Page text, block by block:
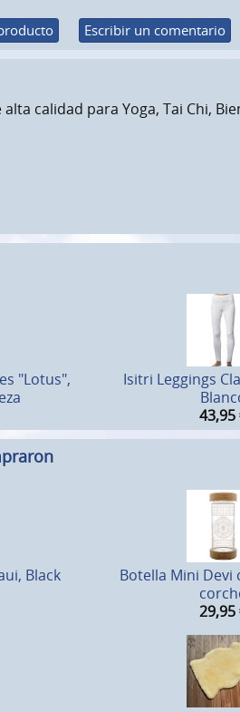
Escribir un comentario
calidad para Yoga, Tai Chi,
"Lotus",
Isitri Leggings
43,95
Black
Botella Mini Devi
29,95